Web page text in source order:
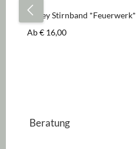
Jersey Stirnband *Feuerwerk*
Regulärer Preis:
Ab€ 16,00
Beratung